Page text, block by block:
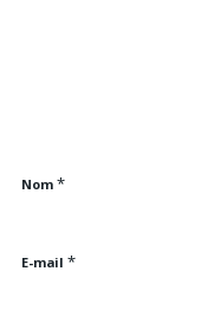
Nom *
E-mail *